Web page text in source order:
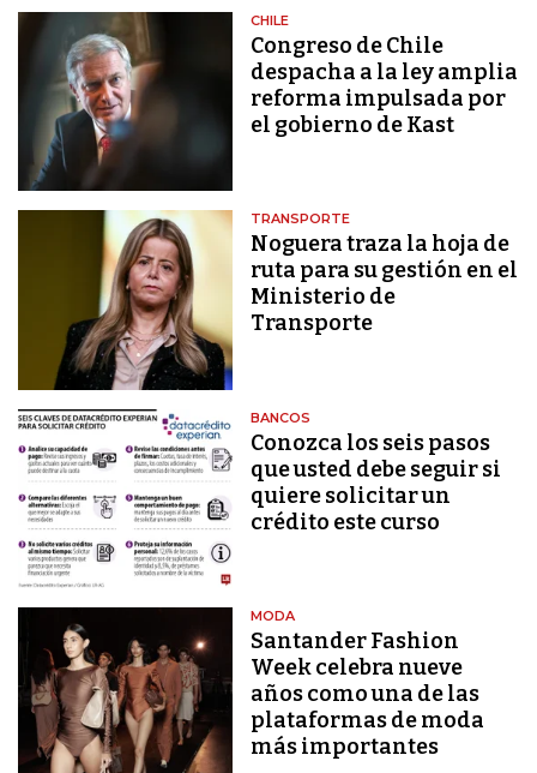
CHILE
Congreso de Chile
despacha a la ley amplia
reforma impulsada por
el gobierno de Kast
TRANSPORTE
Noguera traza la hoja de
ruta para su gestión en el
Ministerio de
Transporte
BANCOS
Conozca los seis pasos
que usted debe seguir si
quiere solicitar un
crédito este curso
MODA
Santander Fashion
Week celebra nueve
años como una de las
plataformas de moda
más importantes